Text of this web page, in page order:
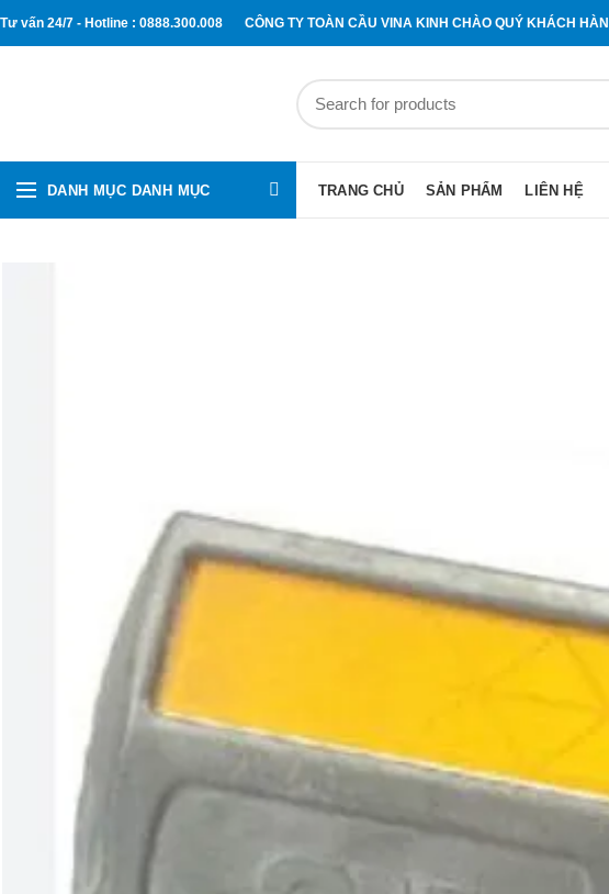
Tư vấn 24/7 - Hotline : 0888.300.008 CÔNG TY TOÀN CẦU VINA KINH CHÀO QUÝ KHÁCH
DANH MỤC DANH MỤC TRANG CHỦ SẢN PHẨM LIÊN HỆ